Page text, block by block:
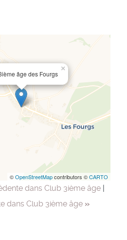
âge des Fourgs
×
©OpenStreetMapcontributors ©CARTO
dans Club 3ième âge |
dans Club 3ième âge »